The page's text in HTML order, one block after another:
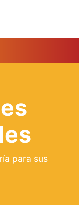
para sus